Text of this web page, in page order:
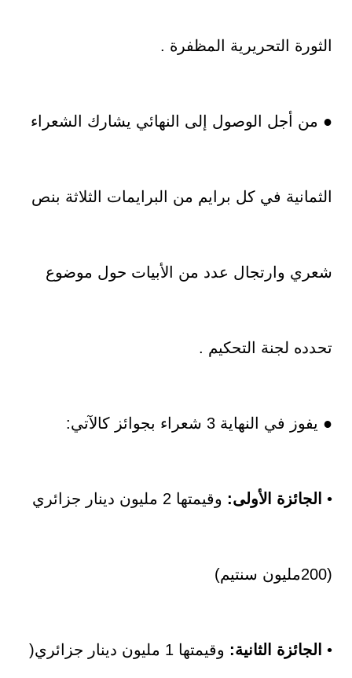
الثورة التحريرية المظفرة .
● من أجل الوصول إلى النهائي يشارك الشعراء
الثمانية في كل برايم من البرايمات الثلاثة بنص
شعري وارتجال عدد من الأبيات حول موضوع
تحدده لجنة التحكيم .
● يفوز في النهاية 3 شعراء بجوائز كالآتي:
• الجائزة الأولى: وقيمتها 2 مليون دينار جزائري
(200مليون سنتيم)
• الجائزة الثانية: وقيمتها 1 مليون دينار جزائري(